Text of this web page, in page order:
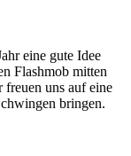
eine gute Idee
Flashmob mitten
freuen uns auf eine
bringen.